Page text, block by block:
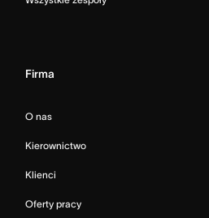
Firma
O nas
Kierownictwo
Klienci
Oferty pracy